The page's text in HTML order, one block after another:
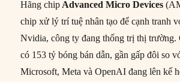
Hãng chip Advanced Micro Devices
chip xử lý trí tuệ nhân tạo để cạnh tranh
Nvidia, công ty đang thống trị thị trường.
có 153 tỷ bóng bán dẫn, gần gấp đôi so
Microsoft, Meta và OpenAI đang lên kế